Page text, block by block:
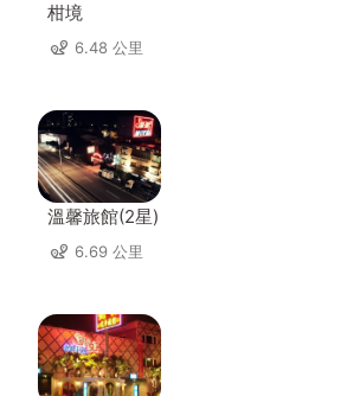
柑境
6.48 公里
溫馨旅館(2星)
6.69 公里